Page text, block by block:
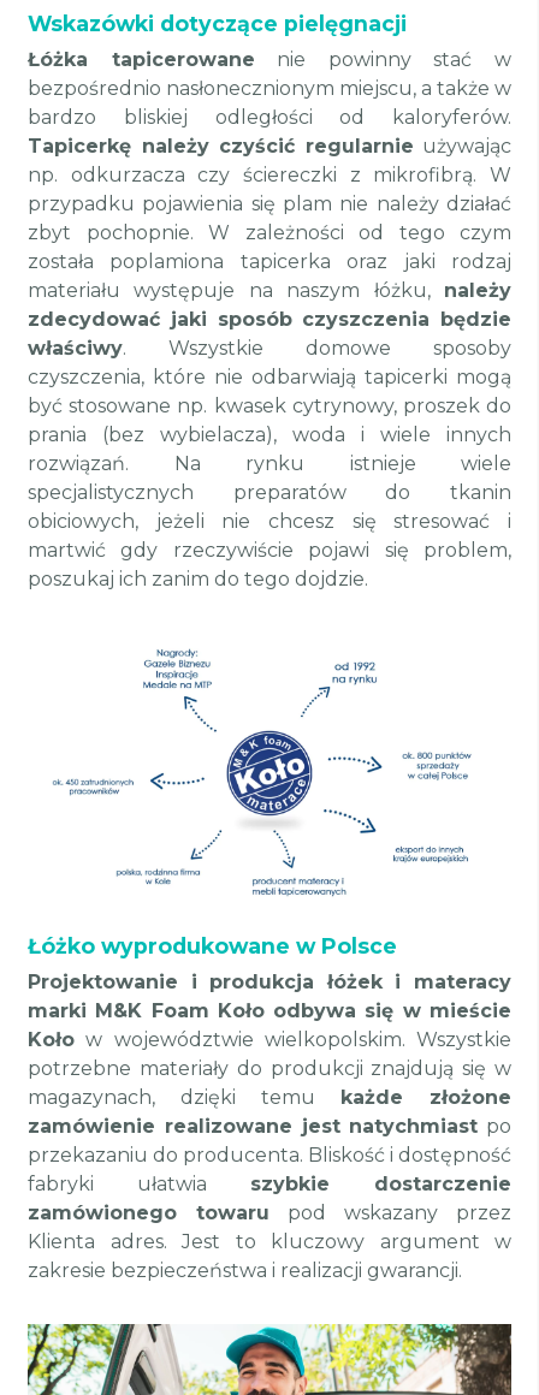
Wskazówki dotyczące pielęgnacji
Łóżka tapicerowane nie powinny stać w
bezpośrednio nasłonecznionym miejscu, a także w
bardzo bliskiej odległości od kaloryferów.
Tapicerkę należy czyścić regularnie używając
np. odkurzacza czy ściereczki z mikrofibrą. W
przypadku pojawienia się plam nie należy działać
zbyt pochopnie. W zależności od tego czym
została poplamiona tapicerka oraz jaki rodzaj
materiału występuje na naszym łóżku, należy
zdecydować jaki sposób czyszczenia będzie
właściwy. Wszystkie domowe sposoby
czyszczenia, które nie odbarwiają tapicerki mogą
być stosowane np. kwasek cytrynowy, proszek do
prania (bez wybielacza), woda i wiele innych
rozwiązań. Na rynku istnieje wiele
specjalistycznych preparatów do tkanin
obiciowych, jeżeli nie chcesz się stresować i
martwić gdy rzeczywiście pojawi się problem,
poszukaj ich zanim do tego dojdzie.
Łóżko wyprodukowane w Polsce
Projektowanie i produkcja łóżek i materacy
marki M&K Foam Koło odbywa się w mieście
Koło w województwie wielkopolskim. Wszystkie
potrzebne materiały do produkcji znajdują się w
magazynach, dzięki temu
każde złożone
zamówienie realizowane jest natychmiast po
przekazaniu do producenta. Bliskość i dostępność
fabryki ułatwia szybkie dostarczenie
zamówionego towaru pod wskazany przez
Klienta adres. Jest to kluczowy argument w
zakresie bezpieczeństwa i realizacji gwarancji.